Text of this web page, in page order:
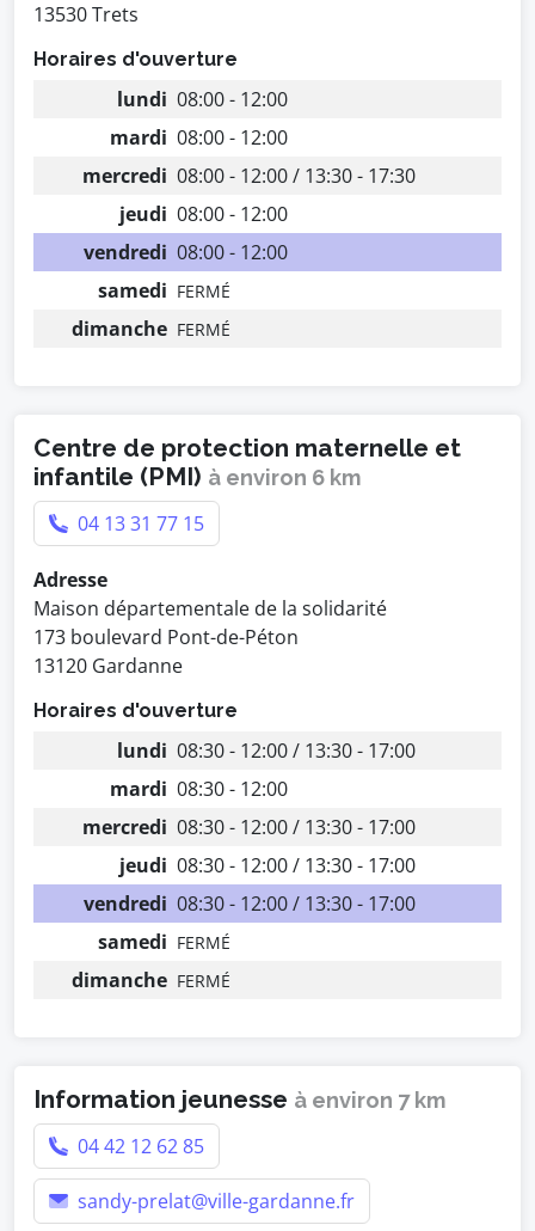
13530 Trets
Horaires d'ouverture
lundi 08:00 - 12:00
mardi 08:00 - 12:00
mercredi 08:00 - 12:00 / 13:30 - 17:30
jeudi 08:00 - 12:00
vendredi 08:00 - 12:00
samedi FERMÉ
dimanche FERMÉ
Centre de protection maternelle et
infantile (PMI) à environ 6 km
04 13 31 77 15
Adresse
Maison départementale de la solidarité
173 boulevard Pont-de-Péton
13120 Gardanne
Horaires d'ouverture
lundi 08:30 - 12:00 / 13:30 - 17:00
mardi 08:30 - 12:00
mercredi 08:30 - 12:00 / 13:30 - 17:00
jeudi 08:30 - 12:00 / 13:30 - 17:00
vendredi 08:30 - 12:00 / 13:30 - 17:00
samedi FERMÉ
dimanche FERMÉ
Information jeunesse à environ 7 km
04 42 12 62 85
sandy-prelat@ville-gardanne.fr